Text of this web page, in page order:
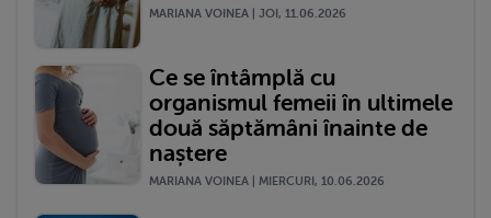
MARIANA VOINEA | JOI, 11.06.2026
Ce se întâmplă cu
organismul femeii în ultimele
două săptămâni înainte de
naștere
MARIANA VOINEA | MIERCURI, 10.06.2026